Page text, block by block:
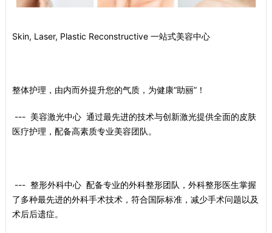
Skin, Laser, Plastic Reconstructive 一站式美容中心
整体护理，由内而外提升您的气质，为健康“助丽”！
--- 美容激光中心 通过最先进的技术与创新激光提供全面的皮肤
医疗护理，配备高素质专业美容团队。
--- 整形外科中心 配备专业的外科整形团队，外科整形医生掌握
了多种最先进的外科手术技术，符合国际标准，减少手术问题以及
术后后遗症。